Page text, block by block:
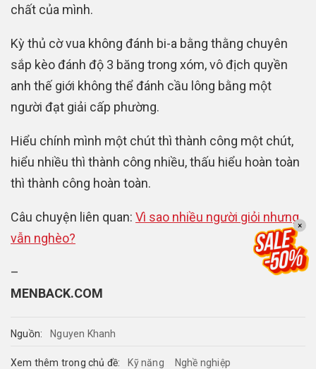
chất của mình.
Kỳ thủ cờ vua không đánh bi-a bằng thằng chuyên
sắp kèo đánh độ 3 băng trong xóm, vô địch quyền
anh thế giới không thể đánh cầu lông bằng một
người đạt giải cấp phường.
Hiểu chính mình một chút thì thành công một chút,
hiểu nhiều thì thành công nhiều, thấu hiểu hoàn toàn
thì thành công hoàn toàn.
Câu chuyện liên quan: Vì sao nhiều người giỏi nhưng
vẫn nghèo?
–
MENBACK.COM
Nguồn: Nguyen Khanh
Xem thêm trong chủ đề: Kỹ năng
Nghề nghiệp
×